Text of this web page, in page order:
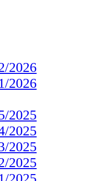
2026
2026
2025
2025
2025
2025